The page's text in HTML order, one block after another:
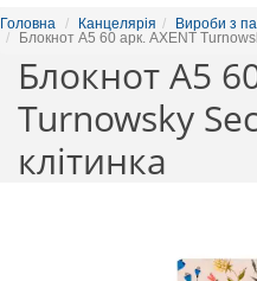
Головна Канцелярія
Вироби з
Блокнот A5 60 арк. AXENT
Блокнот A5
Turnowsky
клітинка